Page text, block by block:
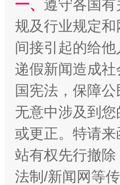
揭批美国五大"原罪"
解纷+调解+退费，一次
一、 遵守各国
规及行业规定
间接引起的给
递假新闻造成
国宪法，保障
无意中涉及到
或更正。特请
站有权先行撤
法制/新闻网等